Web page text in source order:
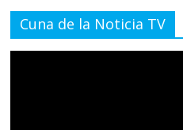
Cuna de la Noticia TV